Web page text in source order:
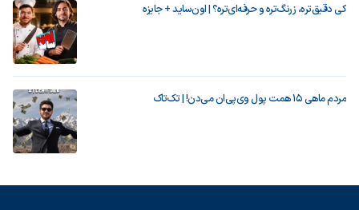
کی دقیق‌تره، زرنگ‌تره و حرفه‌ای‌تره؟ | اون‌ساید + جایزه
مردم ماهی ۱۵ همت پول وی‌پی‌ان می‌دن! | تک‌تاک